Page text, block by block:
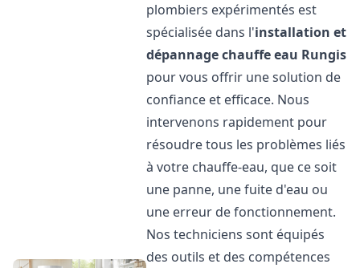
plombiers expérimentés est
spécialisée dans l'installation et
dépannage chauffe eau Rungis
pour vous offrir une solution de
confiance et efficace. Nous
intervenons rapidement pour
résoudre tous les problèmes liés
à votre chauffe-eau, que ce soit
une panne, une fuite d'eau ou
une erreur de fonctionnement.
Nos techniciens sont équipés
des outils et des compétences